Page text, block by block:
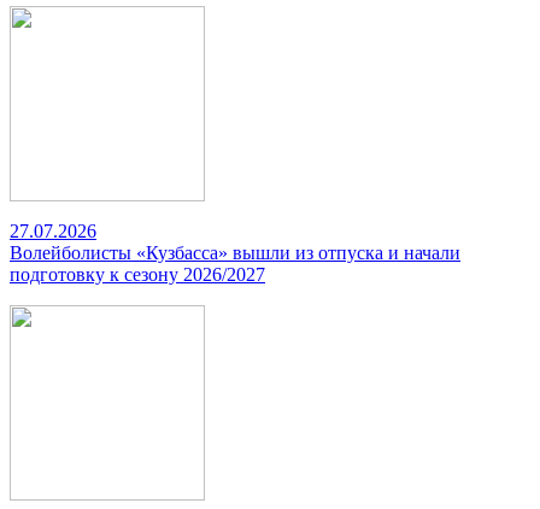
27.07.2026
Волейболисты «Кузбасса» вышли из отпуска и начали
подготовку к сезону 2026/2027